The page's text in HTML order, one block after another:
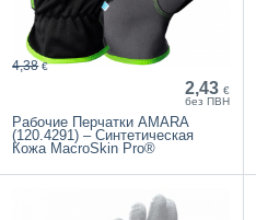
2,43 €
без ПВН
4,38 €
Рабочие Перчатки AMARA
(120.4291) – Синтетическая
Кожа MacroSkin Pro®